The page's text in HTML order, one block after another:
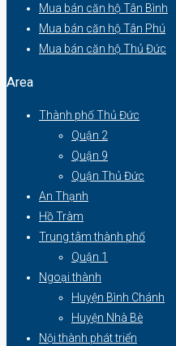
Mua bán căn hộ Tân Bình
Mua bán căn hộ Tân Phú
Mua bán căn hộ Thủ Đức
Area
Thành phố Thủ Đức
Quận 2
Quận 9
Quận Thủ Đức
An Thạnh
Hồ Tràm
Trung tâm thành phố
Quận 1
Ngoại thành
Huyện Bình Chánh
Huyện Nhà Bè
Nội thành phát triển